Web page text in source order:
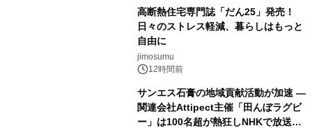
高断熱住宅専門誌「だん25」発売！
日々のストレス軽減、暮らしはもっと
自由に
jimosumu
12時間前
サンエス石膏の地域貢献活動が加速 ―
関連会社Attipect主催「田んぼラグビ
ー」は100名超が熱狂しNHKで放送さ